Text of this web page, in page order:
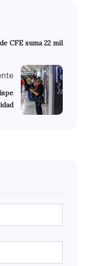
CFE suma 22 mil